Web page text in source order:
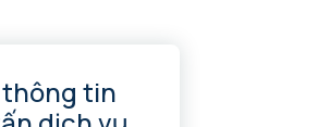
tin